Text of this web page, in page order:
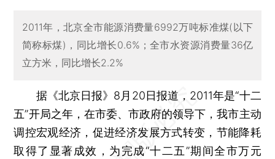
2011年，北京全市能源消费量6992万吨标准煤(以下
简称标煤)，同比增长0.6%；全市水资源消费量36亿
立方米，同比增长2.2%
据《北京日报》8月20日报道，2011年是“十二
五”开局之年，在市委、市政府的领导下，我市主动
调控宏观经济，促进经济发展方式转变，节能降耗
取得了显著成效，为完成“十二五”期间全市万元